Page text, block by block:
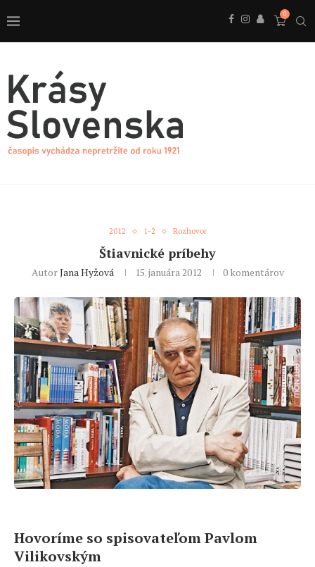
0
2012 1-2 Rozhovor
Štiavnické príbehy
AutorJana Hyžová 15. januára 2012 0 komentárov
Hovoríme so spisovateľom Pavlom
Vilikovským